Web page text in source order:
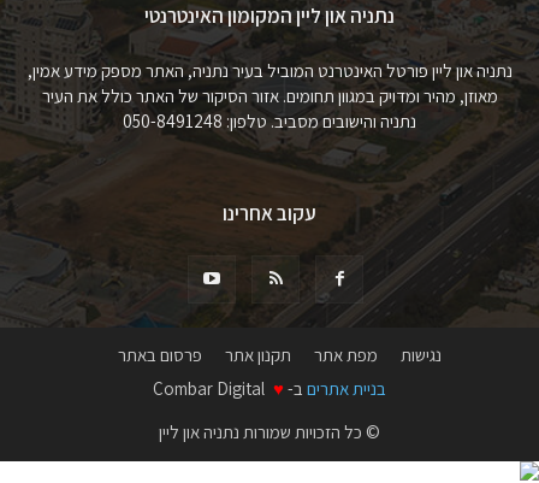
נתניה און ליין המקומון האינטרנטי
נתניה און ליין פורטל האינטרנט המוביל בעיר נתניה, האתר מספק מידע אמין,
מאוזן, מהיר ומדויק במגוון תחומים. אזור הסיקור של האתר כולל את העיר
נתניה והישובים מסביב. טלפון: 050-8491248
עקוב אחרינו
נגישות מפת אתר תקנון אתר
פרסום באתר
בניית אתרים ב- ♥
© כל הזכויות שמורות נתניה און ליין